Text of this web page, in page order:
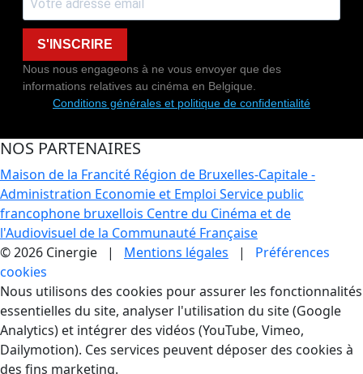
S'INSCRIRE
Nous nous engageons à ne vous envoyer que des
informations relatives au cinéma en Belgique.
Conditions générales et politique de confidentialité
NOS PARTENAIRES
Maison de la Francité Région de Bruxelles-Capitale -
Administration Economie et Emploi Service public
francophone bruxellois Centre du Cinéma et de
l'Audiovisuel de la Communauté Française
© 2026 Cinergie | Mentions légales | Préférences
cookies
Gestion des Cookies
Nous utilisons des cookies pour assurer les fonctionnalités
essentielles du site, analyser l'utilisation du site (Google
Analytics) et intégrer des vidéos (YouTube, Vimeo,
Dailymotion). Ces services peuvent déposer des cookies à
des fins marketing.